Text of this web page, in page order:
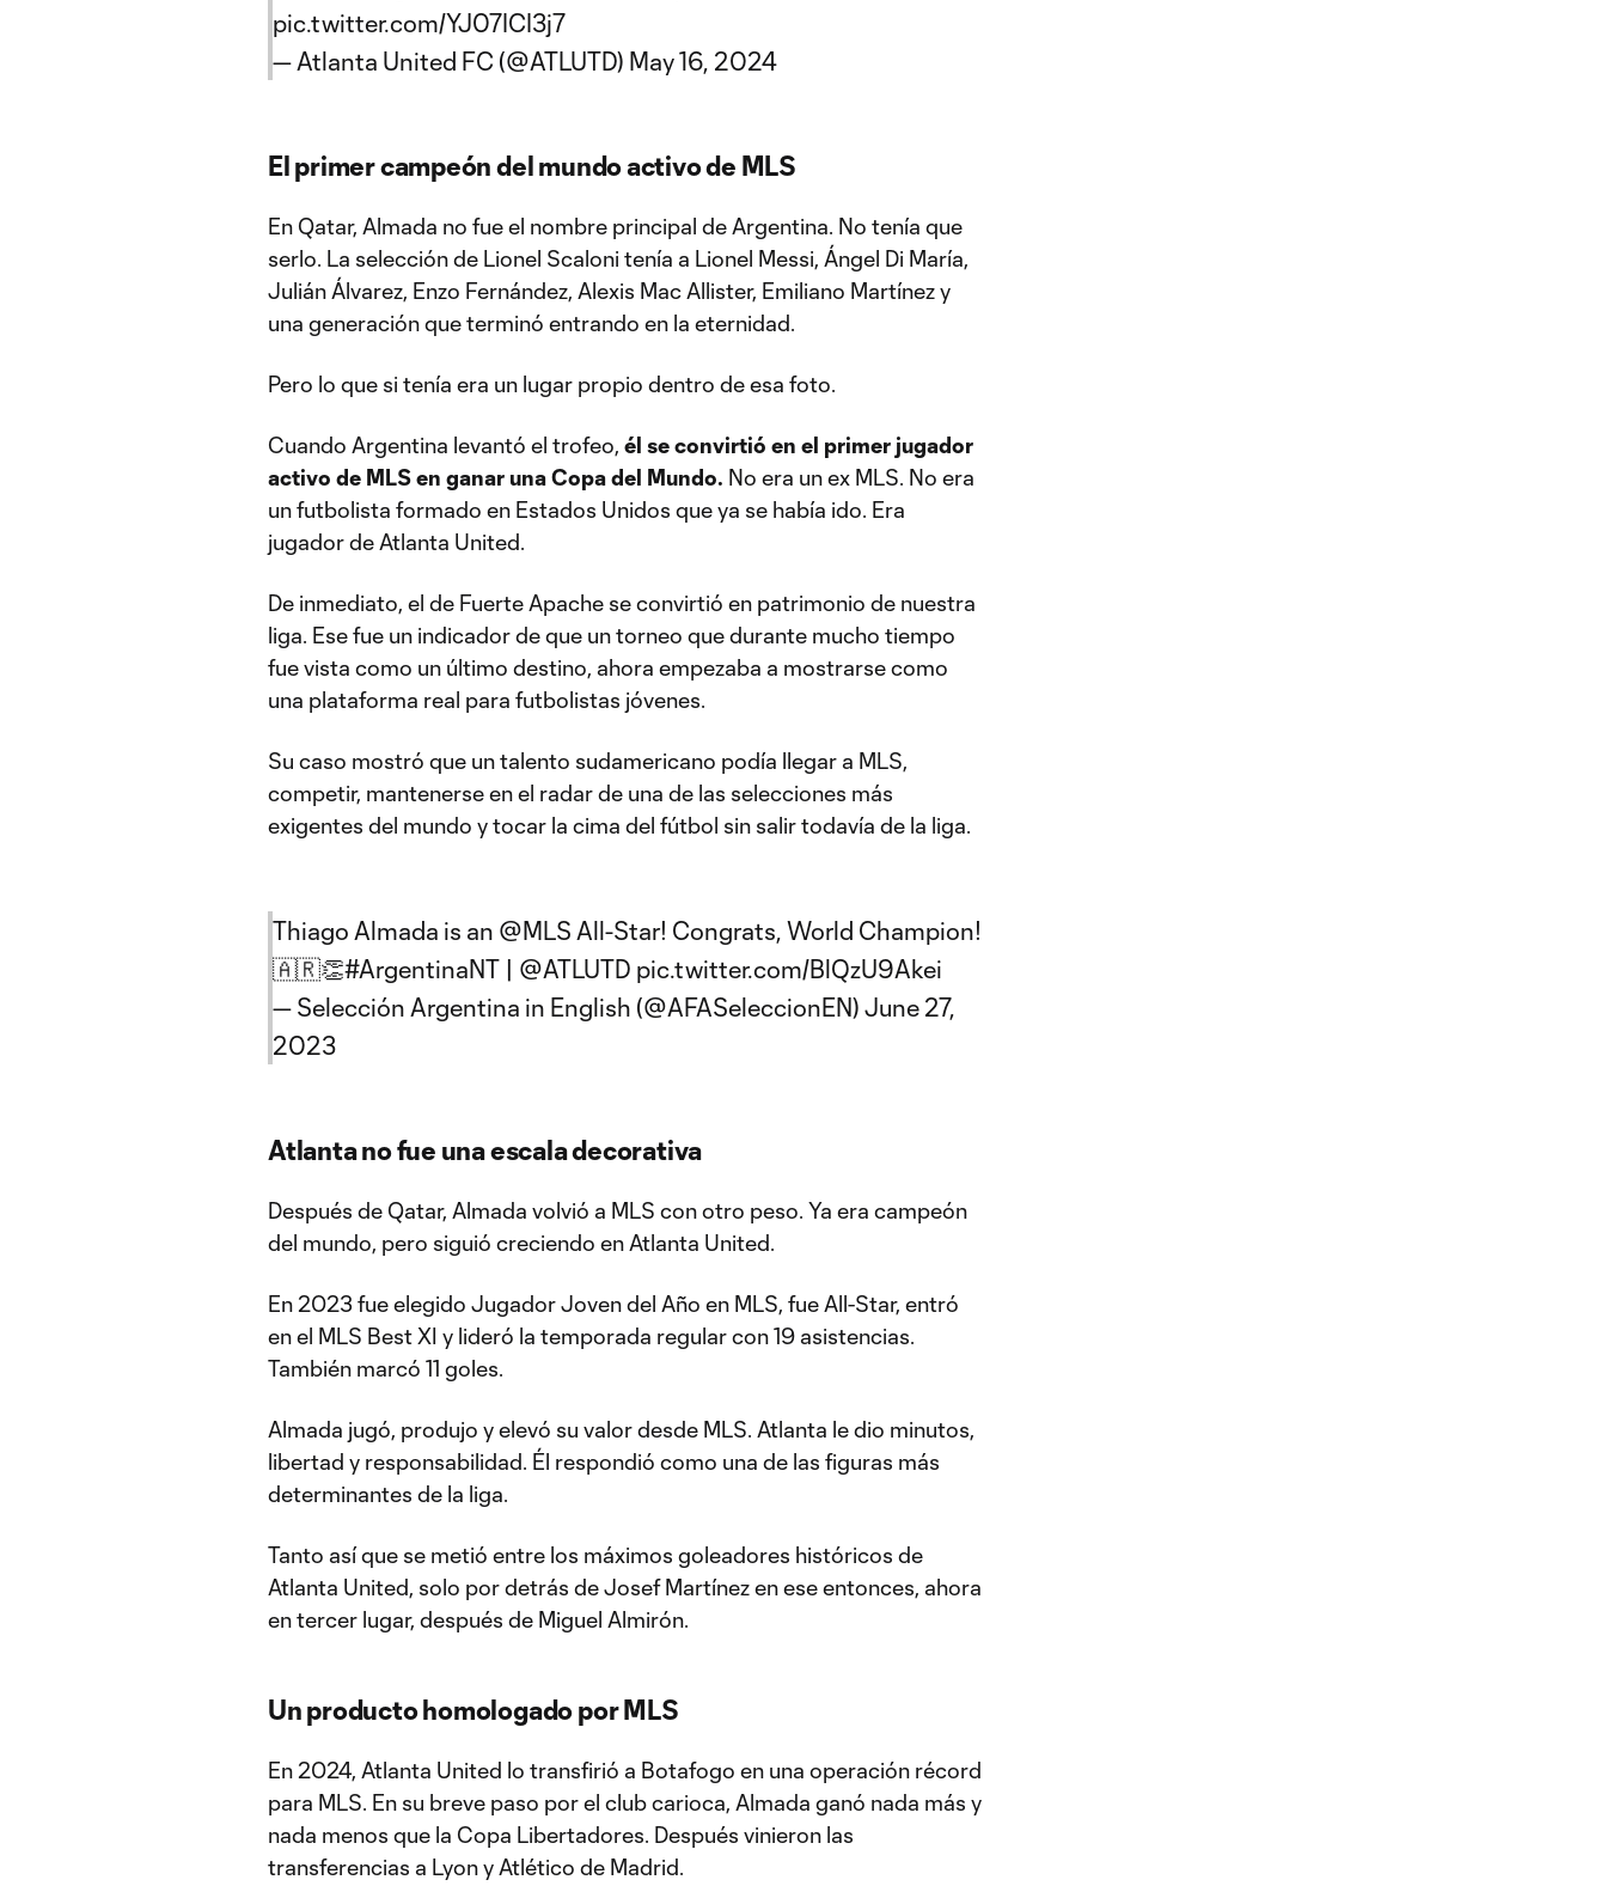
pic.twitter.com/YJ07ICI3j7
— Atlanta United FC (@ATLUTD) May 16, 2024
El primer campeón del mundo activo de MLS
En Qatar, Almada no fue el nombre principal de Argentina. No tenía que
serlo. La selección de Lionel Scaloni tenía a Lionel Messi, Ángel Di María,
Julián Álvarez, Enzo Fernández, Alexis Mac Allister, Emiliano Martínez y
una generación que terminó entrando en la eternidad.
Pero lo que si tenía era un lugar propio dentro de esa foto.
Cuando Argentina levantó el trofeo, él se convirtió en el primer jugador
activo de MLS en ganar una Copa del Mundo. No era un ex MLS. No era
un futbolista formado en Estados Unidos que ya se había ido. Era
jugador de Atlanta United.
De inmediato, el de Fuerte Apache se convirtió en patrimonio de nuestra
liga. Ese fue un indicador de que un torneo que durante mucho tiempo
fue vista como un último destino, ahora empezaba a mostrarse como
una plataforma real para futbolistas jóvenes.
Su caso mostró que un talento sudamericano podía llegar a MLS,
competir, mantenerse en el radar de una de las selecciones más
exigentes del mundo y tocar la cima del fútbol sin salir todavía de la liga.
Thiago Almada is an @MLS All-Star! Congrats, World Champion!
🇦🇷👏#ArgentinaNT | @ATLUTD pic.twitter.com/BlQzU9Akei
— Selección Argentina in English (@AFASeleccionEN) June 27,
2023
Atlanta no fue una escala decorativa
Después de Qatar, Almada volvió a MLS con otro peso. Ya era campeón
del mundo, pero siguió creciendo en Atlanta United.
En 2023 fue elegido Jugador Joven del Año en MLS, fue All-Star, entró
en el MLS Best XI y lideró la temporada regular con 19 asistencias.
También marcó 11 goles.
Almada jugó, produjo y elevó su valor desde MLS. Atlanta le dio minutos,
libertad y responsabilidad. Él respondió como una de las figuras más
determinantes de la liga.
Tanto así que se metió entre los máximos goleadores históricos de
Atlanta United, solo por detrás de Josef Martínez en ese entonces, ahora
en tercer lugar, después de Miguel Almirón.
Un producto homologado por MLS
En 2024, Atlanta United lo transfirió a Botafogo en una operación récord
para MLS. En su breve paso por el club carioca, Almada ganó nada más y
nada menos que la Copa Libertadores. Después vinieron las
transferencias a Lyon y Atlético de Madrid.